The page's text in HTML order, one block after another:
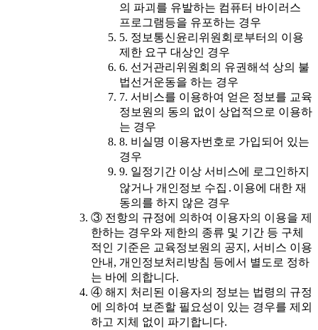
의 파괴를 유발하는 컴퓨터 바이러스
프로그램등을 유포하는 경우
5. 정보통신윤리위원회로부터의 이용
제한 요구 대상인 경우
6. 선거관리위원회의 유권해석 상의 불
법선거운동을 하는 경우
7. 서비스를 이용하여 얻은 정보를 교육
정보원의 동의 없이 상업적으로 이용하
는 경우
8. 비실명 이용자번호로 가입되어 있는
경우
9. 일정기간 이상 서비스에 로그인하지
않거나 개인정보 수집․이용에 대한 재
동의를 하지 않은 경우
③ 전항의 규정에 의하여 이용자의 이용을 제
한하는 경우와 제한의 종류 및 기간 등 구체
적인 기준은 교육정보원의 공지, 서비스 이용
안내, 개인정보처리방침 등에서 별도로 정하
는 바에 의합니다.
④ 해지 처리된 이용자의 정보는 법령의 규정
에 의하여 보존할 필요성이 있는 경우를 제외
하고 지체 없이 파기합니다.